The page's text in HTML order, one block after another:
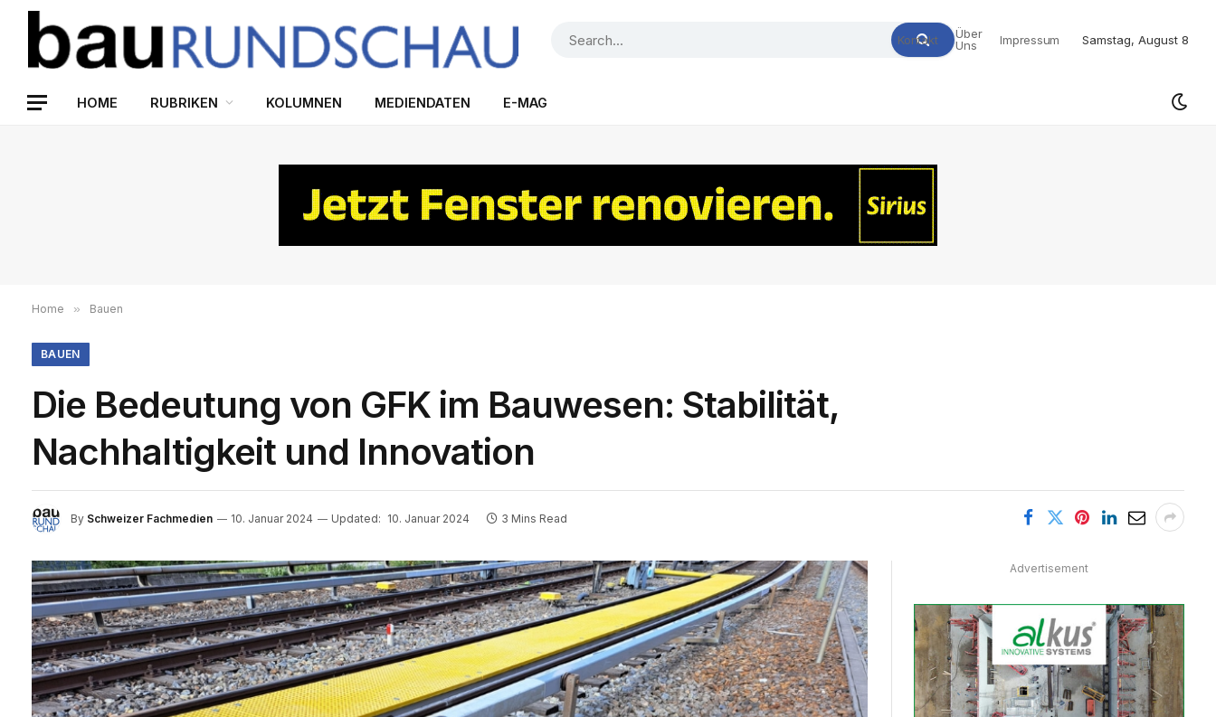
Kontakt
Über
Uns
Impressum Samstag, August 8
HOME RUBRIKEN KOLUMNEN MEDIENDATEN E-MAG
Home » Bauen
BAUEN
Die Bedeutung von GFK im Bauwesen: Stabilität,
Nachhaltigkeit und Innovation
By Schweizer Fachmedien 10. Januar 2024 Updated: 10. Januar 2024 3 Mins Read
Advertisement